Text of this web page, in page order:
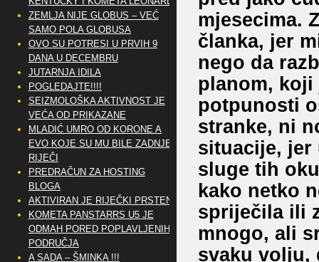
mjesecima.
članka, jer
nego da
planom, koji
potpunosti
stranke, ni
situacije, jer
sluge tih
kako netko
spriječila ili
mnogo, ali
svaku volju,
ZEMLJA NIJE GLOBUS – VEĆ
SAMO POLA GLOBUSA
OVO SU POTRESI U PRVIH 9
DANA U DECEMBRU
JUTARNJA IDILA
POGLEDAJTE!!!!
SEIZMOLOŠKA AKTIVNOST JE
VEĆA OD PRIKAZANE
MLADIĆ UMRO OD KORONE A
EVO KOJE SU MU BILE ZADNJE
RIJEČI
PREDRAČUN ZA HOSTING
BLOGA
AKTIVIRAN JE RIJEČKI PRSTEN
KOMETA PANSTARRS U5 JE
ODMAH PORED POPLAVLJENIH
PODRUČJA
A SADA – ŠMINKA !!!